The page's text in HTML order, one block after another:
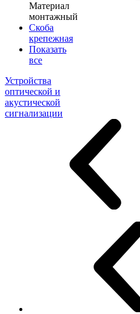
Материал
монтажный
Скоба
крепежная
Показать
все
Устройства
оптической и
акустической
сигнализации